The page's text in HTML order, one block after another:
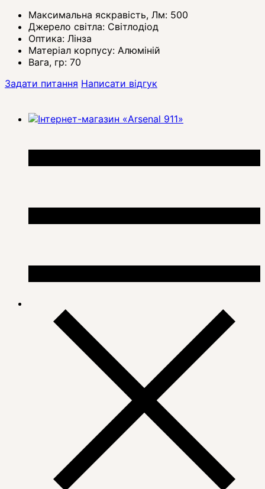
Максимальна яскравість, Лм: 500
Джерело світла: Світлодіод
Оптика: Лінза
Матеріал корпусу: Алюміній
Вага, гр: 70
Задати питання Написати відгук